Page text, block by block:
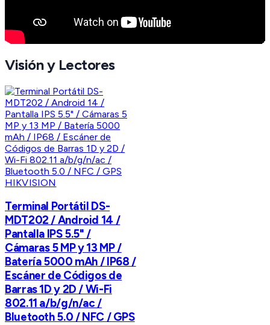
Visión y Lectores
HIKVISION
Terminal Portátil DS-
MDT202 / Android 14 /
Pantalla IPS 5.5" /
Cámaras 5 MP y 13 MP /
Batería 5000 mAh / IP68 /
Escáner de Códigos de
Barras 1D y 2D / Wi-Fi
802.11 a/b/g/n/ac /
Bluetooth 5.0 / NFC / GPS